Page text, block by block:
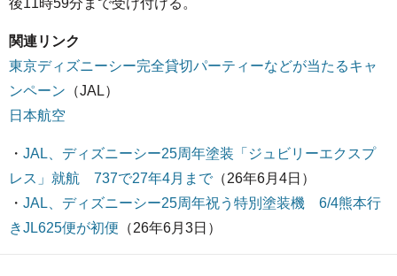
後11時59分まで受け付ける。
関連リンク
東京ディズニーシー完全貸切パーティーなどが当たるキャ
ンペーン （JAL）
日本航空
・ JAL、ディズニーシー25周年塗装「ジュビリーエクスプ
レス」就航 737で27年4月まで（26年6月4日）
・ JAL、ディズニーシー25周年祝う特別塗装機 6/4熊本行
きJL625便が初便 （26年6月3日）